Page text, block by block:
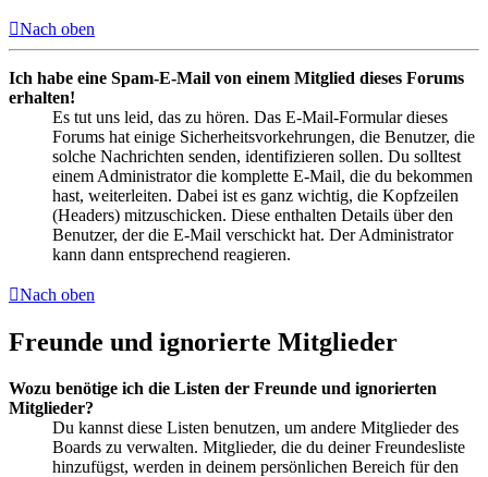
Nach oben
Ich habe eine Spam-E-Mail von einem Mitglied dieses Forums
erhalten!
Es tut uns leid, das zu hören. Das E-Mail-Formular dieses
Forums hat einige Sicherheitsvorkehrungen, die Benutzer, die
solche Nachrichten senden, identifizieren sollen. Du solltest
einem Administrator die komplette E-Mail, die du bekommen
hast, weiterleiten. Dabei ist es ganz wichtig, die Kopfzeilen
(Headers) mitzuschicken. Diese enthalten Details über den
Benutzer, der die E-Mail verschickt hat. Der Administrator
kann dann entsprechend reagieren.
Nach oben
Freunde und ignorierte Mitglieder
Wozu benötige ich die Listen der Freunde und ignorierten
Mitglieder?
Du kannst diese Listen benutzen, um andere Mitglieder des
Boards zu verwalten. Mitglieder, die du deiner Freundesliste
hinzufügst, werden in deinem persönlichen Bereich für den